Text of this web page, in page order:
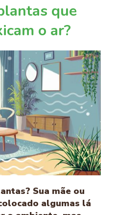
que
o ar?
Sua mãe ou
algumas lá